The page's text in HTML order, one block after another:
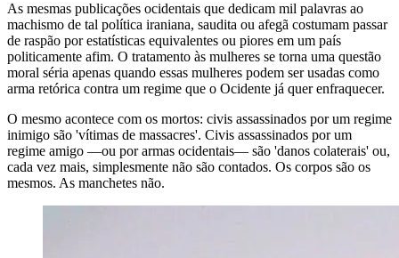
As mesmas publicações ocidentais que dedicam mil palavras ao
machismo de tal política iraniana, saudita ou afegã costumam passar
de raspão por estatísticas equivalentes ou piores em um país
politicamente afim. O tratamento às mulheres se torna uma questão
moral séria apenas quando essas mulheres podem ser usadas como
arma retórica contra um regime que o Ocidente já quer enfraquecer.
O mesmo acontece com os mortos: civis assassinados por um regime
inimigo são 'vítimas de massacres'. Civis assassinados por um
regime amigo —ou por armas ocidentais— são 'danos colaterais' ou,
cada vez mais, simplesmente não são contados. Os corpos são os
mesmos. As manchetes não.